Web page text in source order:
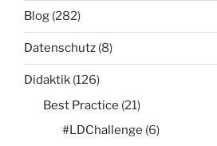
Blog (282)
Datenschutz (8)
Didaktik (126)
Best Practice (21)
#LDChallenge (6)